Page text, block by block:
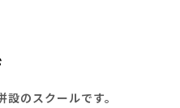
のスクールです。